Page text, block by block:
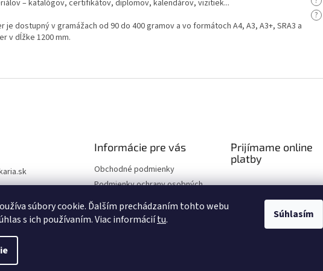
súbory cookie. Ďalším prechádzaním tohto webu
s ich používaním. Viac informáciítu. Súhlasím
– katalógov, certifikátov, diplomov, kalendárov, vizitiek...
je dostupný v gramážach od 90 do 400 gramov a vo formátoch A4, A3, A3+, SRA3 a
v dĺžke 1200 mm.
?
Informácie pre vás
Obchodné podmienky
Podmienky ochrany osobných
Prijímame online
platby